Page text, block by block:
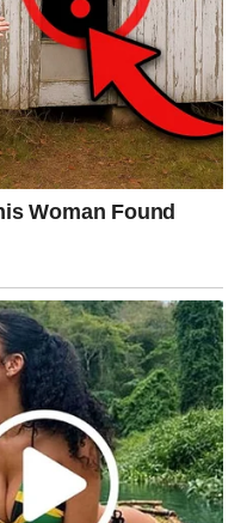
fazu koja menja pravila
dimenziju: više
da si “kod kuće” uz
koje te iznenadi. Ne
je drugačije: neko ko te
doneti završni
je najveća sreća ne
da glumi snagu – i